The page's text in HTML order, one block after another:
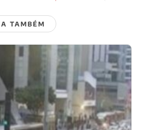
TAMBÉM